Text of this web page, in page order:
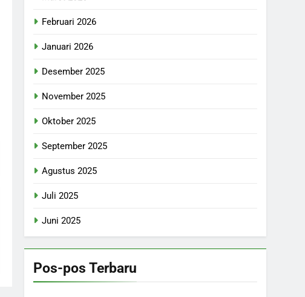
Februari 2026
Januari 2026
Desember 2025
November 2025
Oktober 2025
September 2025
Agustus 2025
Juli 2025
Juni 2025
Pos-pos Terbaru